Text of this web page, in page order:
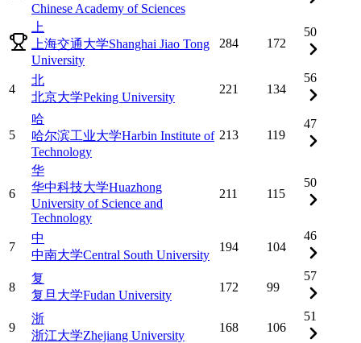
Chinese Academy of Sciences
上
上海交通大学Shanghai Jiao Tong
University
284 172
50
4
北
北京大学Peking University
221 134
56
5
哈
哈尔滨工业大学Harbin Institute of
Technology
213 119
47
6
华
华中科技大学Huazhong
University of Science and
Technology
211 115
50
7
中
中南大学Central South University
194 104
46
8
复
复旦大学Fudan University
172 99
57
9
浙
浙江大学Zhejiang University
168 106
51